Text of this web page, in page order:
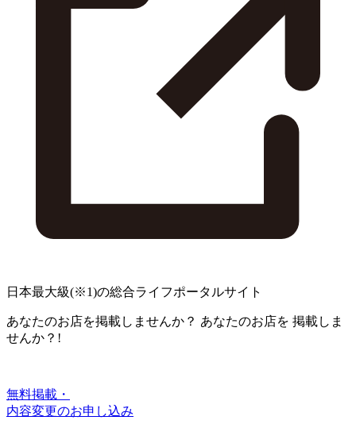
日本最大級(※1)の総合ライフポータルサイト
あなたのお店を掲載しませんか？ あなたのお店を 掲載しま
せんか？!
無料掲載・
内容変更のお申し込み